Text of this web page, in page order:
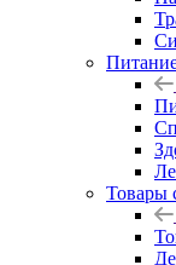
Товары